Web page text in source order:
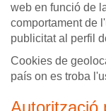
web en funció de
comportament de
publicitat al perfil
Cookies de
país on es troba
Autorització